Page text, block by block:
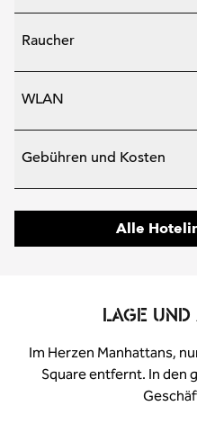
Raucher
WLAN
Gebühren und Kosten
Alle
LAGE
Im Herzen Manhattans,
Square entfernt. In den